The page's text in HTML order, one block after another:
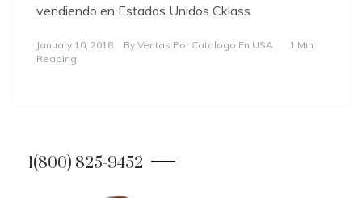
vendiendo en Estados Unidos Cklass
January 10, 2018 By Ventas Por Catalogo En USA
1 Min
Reading
1(800) 825-9452